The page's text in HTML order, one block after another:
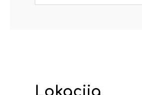
Lokacija